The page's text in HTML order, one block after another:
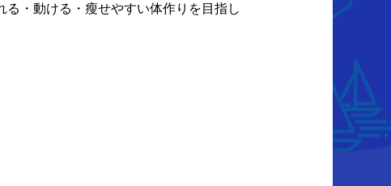
・動ける・瘦せやすい体作りを目指し